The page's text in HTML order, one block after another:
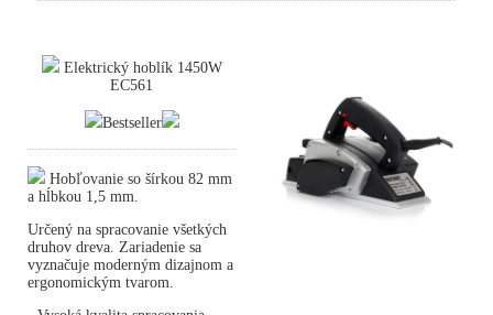
Elektrický hoblík 1450W
EC561
Bestseller
Hobľovanie so šírkou 82 mm
a hĺbkou 1,5 mm.
Určený na spracovanie všetkých
druhov dreva. Zariadenie sa
vyznačuje moderným dizajnom a
ergonomickým tvarom.